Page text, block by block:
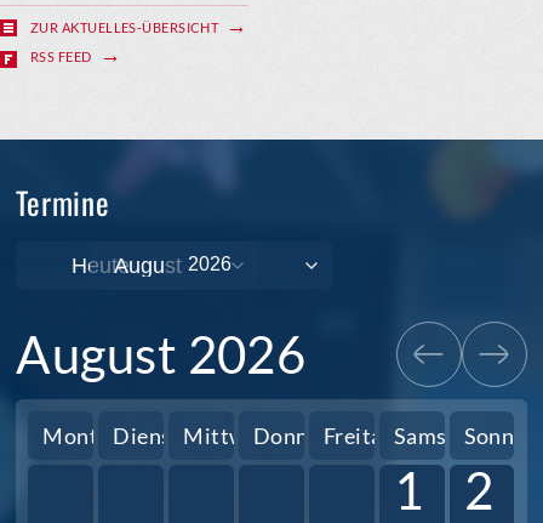
ZUR AKTUELLES-ÜBERSICHT
RSS FEED
Termine
Heute
August 2026
MontagDienstagMittwochDonnerstag
FreitagSamstag
1 2